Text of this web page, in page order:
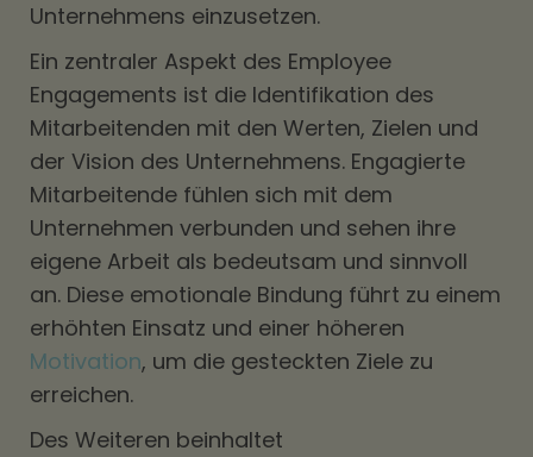
Unternehmens einzusetzen.
Ein zentraler Aspekt des Employee
Engagements ist die Identifikation des
Mitarbeitenden mit den Werten, Zielen und
der Vision des Unternehmens. Engagierte
Mitarbeitende fühlen sich mit dem
Unternehmen verbunden und sehen ihre
eigene Arbeit als bedeutsam und sinnvoll
an. Diese emotionale Bindung führt zu einem
erhöhten Einsatz und einer höheren
Motivation, um die gesteckten Ziele zu
erreichen.
Des Weiteren beinhaltet